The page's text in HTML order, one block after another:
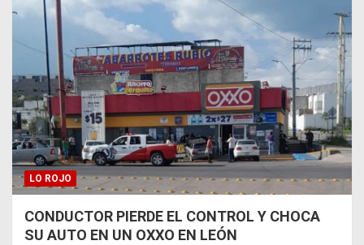
LO ROJO
CONDUCTOR PIERDE EL CONTROL Y CHOCA
SU AUTO EN UN OXXO EN LEÓN